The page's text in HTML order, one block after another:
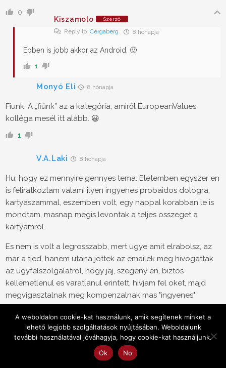
0
Kiszamolo
Szerző
Reply to Cergaberg 8 hónapja
Ebben is jobb akkor az Android. 🙂
1
Monyó Eli 8 hónapja
Fiunk. A „fiúnk” az a kategória, amiről EuropeanValues
kolléga mesél itt alább. 😀
1
V.A.Laki 8 hónapja
Hu, hogy ez mennyire gennyes tema. Eletemben egyszer en
is feliratkoztam valami ilyen ingyenes probaidos dologra,
kartyaszammal, eszemben volt, egy nappal korabban le is
mondtam, masnap megis levontak a teljes osszeget a
kartyamrol.
Es nem is volt a legrosszabb, mert ugye amit elrabolsz, az
mar a tied, hanem utana jottek az emailek meg hivogattak
az ugyfelszolgalatrol, hogy jaj, szegeny en, biztos
kellemetlenul es varatlanul erintett, hivjam fel oket, majd
megvigasztalnak meg kompenzalnak mas "ingyenes"
szutykokkal, amit majd ujra benezek es megint le lehet
tolem vonni a penzt. Mivel gyenge allatnak bizonyultam a
csordabol, rogton megprobaltak ujra lehuzni rolam meg
Szoval nem, nem arra epul az uzleti modell, hogy
A weboldalon cookie-kat használunk, amik segítenek minket a
lehető legjobb szolgáltatások nyújtásában. Weboldalunk
további használatával jóváhagyja, hogy cookie-kat használjunk.
Ok
No